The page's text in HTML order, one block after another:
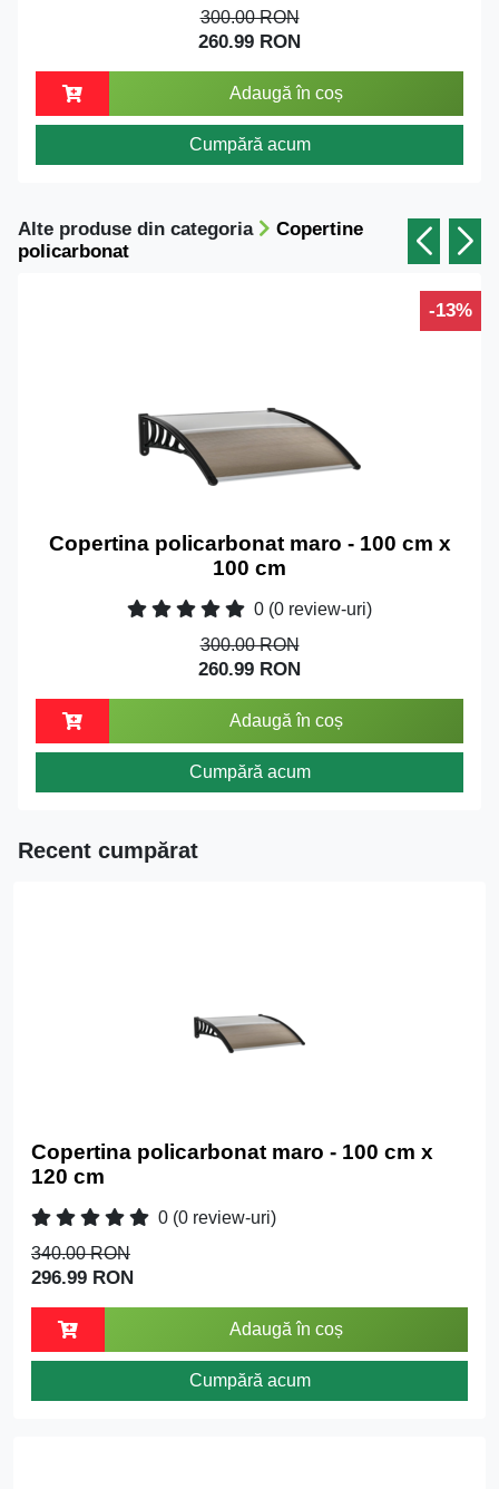
300.00 RON
260.99 RON
Adaugă în coș
Cumpără acum
Alte produse din categoria
Copertine
policarbonat
-13%
Copertina policarbonat maro - 100 cm x
100 cm
0 (0 review-uri)
300.00 RON
260.99 RON
Adaugă în coș
Cumpără acum
Recent cumpărat
Copertina policarbonat maro - 100 cm x
120 cm
0 (0 review-uri)
340.00 RON
296.99 RON
Adaugă în coș
Cumpără acum